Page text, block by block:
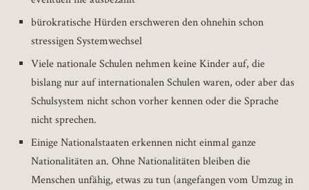
bürokratische Hürden erschweren den ohnehin schon
stressigen Systemwechsel
Viele nationale Schulen nehmen keine Kinder auf, die
bislang nur auf internationalen Schulen waren, oder aber das
Schulsystem nicht schon vorher kennen oder die Sprache
nicht sprechen.
Einige Nationalstaaten erkennen nicht einmal ganze
Nationalitäten an. Ohne Nationalitäten bleiben die
Menschen unfähig, etwas zu tun (angefangen vom Umzug in